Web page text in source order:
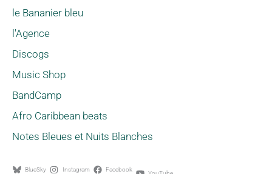
le Bananier bleu
l'Agence
Discogs
Music Shop
BandCamp
Afro Caribbean beats
Notes Bleues et Nuits Blanches
BlueSky Instagram Facebook